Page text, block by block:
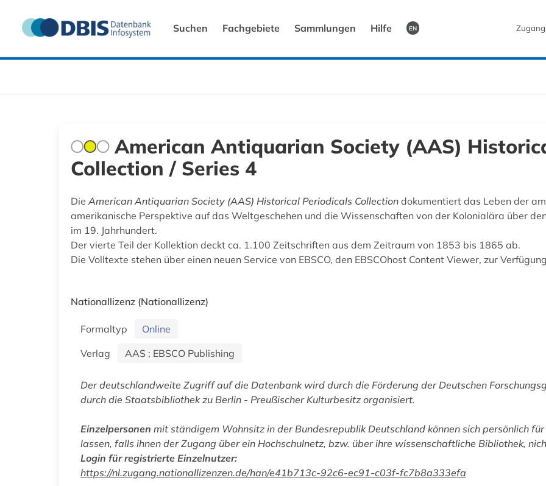
Suchen Fachgebiete Sammlungen Hilfe EN
American Antiquarian Society (AAS)
Collection / Series 4
Die American Antiquarian Society (AAS) Historical Periodicals Collection dokumentiert das Leben der
amerikanische Perspektive auf das Weltgeschehen und die Wissenschaften von der Kolonialära über
im 19. Jahrhundert.
Der vierte Teil der Kollektion deckt ca. 1.100 Zeitschriften aus dem Zeitraum von 1853 bis 1865 ab.
Die Volltexte stehen über einen neuen Service von EBSCO, den EBSCOhost Content Viewer, zur
Nationallizenz (Nationallizenz)
Formaltyp
Online
Verlag
AAS ; EBSCO Publishing
Der deutschlandweite Zugriff auf die Datenbank wird durch die Förderung der Deutschen
durch die Staatsbibliothek zu Berlin - Preußischer Kulturbesitz organisiert.
Einzelpersonen mit ständigem Wohnsitz in der Bundesrepublik Deutschland können sich persönlich
lassen, falls ihnen der Zugang über ein Hochschulnetz, bzw. über ihre wissenschaftliche Bibliothek,
Login für registrierte Einzelnutzer:
https://nl.zugang.nationallizenzen.de/han/e41b713c-92c6-ec91-c03f-fc7b8a333efa